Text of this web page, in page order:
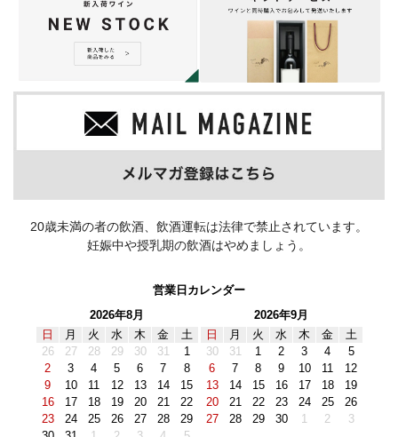
20歳未満の者の飲酒、飲酒運転は法律で禁止されています。
妊娠中や授乳期の飲酒はやめましょう。
営業日カレンダー
2026年8月
日
月 火 水 木 金
土
26
27 28 29 30 31
1
2
3 4 5 6 7
8
9
10 11 12 13 14
15
16
17 18 19 20 21
22
23
24 25 26 27 28
29
2026年9月
日
月 火 水 木 金
土
30
31 1 2 3 4
5
6
7 8 9 10 11
12
13
14 15 16 17 18
19
20
21 22 23 24 25
26
27
28 29 30 1 2 3